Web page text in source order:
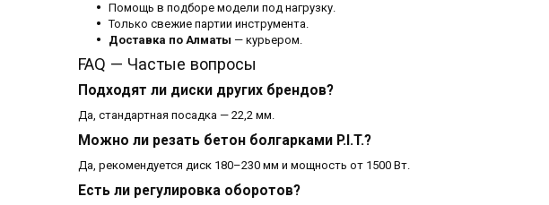
Помощь в подборе модели под нагрузку.
Только свежие партии инструмента.
Доставка по Алматы — курьером.
FAQ — Частые вопросы
Подходят ли диски других брендов?
Да, стандартная посадка — 22,2 мм.
Можно ли резать бетон болгарками P.I.T.?
Да, рекомендуется диск 180–230 мм и мощность от 1500 Вт.
Есть ли регулировка оборотов?